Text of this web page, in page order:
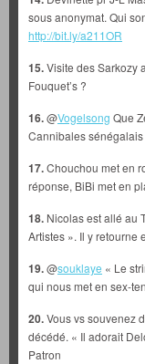
sous anonymat. Qui
http://bit.ly/a211OR
15.Visite des Sarkozy
Fouquet’s ?
16.@Vogelsong Que
Cannibales
17.Chouchou met en
réponse, BiBi met en
18. Nicolas est allé au
Artistes ». Il y retourne
19.@souklaye « Le
qui nous met en sex-
20.Vous vs souvenez
décédé. « Il adorait
Patron